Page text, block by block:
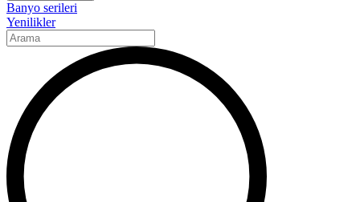
Banyo serileri
Yenilikler